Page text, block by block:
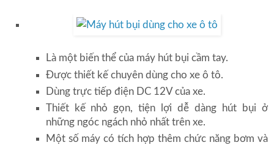
Là một biến thể của máy hút bụi cầm tay.
Được thiết kế chuyên dùng cho xe ô tô.
Dùng trực tiếp điện DC 12V của xe.
Thiết kế nhỏ gọn, tiện lợi dễ dàng hút bụi ở
những ngóc ngách nhỏ nhất trên xe.
Một số máy có tích hợp thêm chức năng bơm và